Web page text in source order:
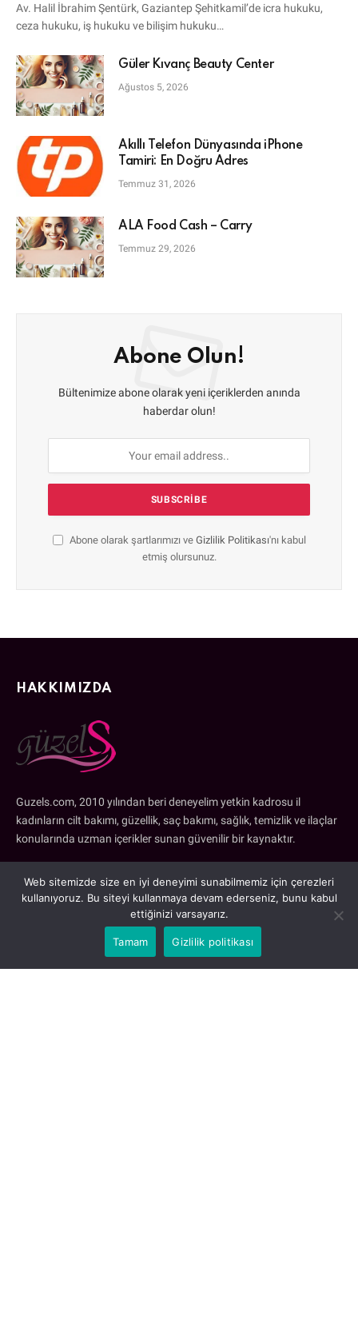
Av. Halil İbrahim Şentürk, Gaziantep Şehitkamil’de icra hukuku,
ceza hukuku, iş hukuku ve bilişim hukuku…
Güler Kıvanç Beauty Center
Ağustos 5, 2026
Akıllı Telefon Dünyasında iPhone
Tamiri: En Doğru Adres
Temmuz 31, 2026
ALA Food Cash – Carry
Temmuz 29, 2026
Abone Olun!
Bültenimize abone olarak yeni içeriklerden anında
haberdar olun!
Abone olarak şartlarımızı ve Gizlilik Politikası'nı kabul
etmiş olursunuz.
HAKKIMIZDA
Guzels.com, 2010 yılından beri deneyelim yetkin kadrosu il
kadınların cilt bakımı, güzellik, saç bakımı, sağlık, temizlik ve ilaçlar
konularında uzman içerikler sunan güvenilir bir kaynaktır.
Web sitemizde size en iyi deneyimi sunabilmemiz için çerezleri
kullanıyoruz. Bu siteyi kullanmaya devam ederseniz, bunu kabul
ettiğinizi varsayarız.
Tamam Gizlilik politikası